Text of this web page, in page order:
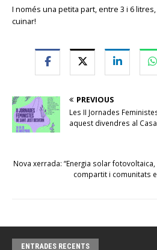
I només una petita part, entre 3 i 6
cuinar!
PREVIOUS
Les II Jornades
aquest divendres al
Nova xerrada: “Energia solar
compartit i comunitats
ENTRADES RECENTS